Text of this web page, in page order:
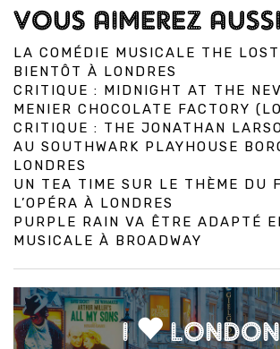
VOUS AIMEREZ AUSSI
LA COMÉDIE MUSICALE THE LOST
BIENTÔT À LONDRES
CRITIQUE : MIDNIGHT AT THE
MENIER CHOCOLATE FACTORY
CRITIQUE : THE JONATHAN
AU SOUTHWARK PLAYHOUSE
LONDRES
UN TEA TIME SUR LE THÈME DU
L’OPÉRA À LONDRES
PURPLE RAIN VA ÊTRE ADAPTÉ
MUSICALE À BROADWAY
I LONDON